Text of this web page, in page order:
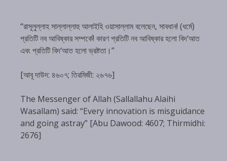
“রাসূলুল্লাহ সাল্লাল্লাহু আলাইহি ওয়াসাল্লাম বলেছেন, সাবধান! (ধর্মে)
প্রতিটি নব আবিষ্কার সম্পর্কে! কারণ প্রতিটি নব আবিষ্কার হলো বিদ‘আত
এবং প্রতিটি বিদ‘আত হলো ভ্রষ্টতা।”
[আবূ দাউদ: ৪৬০৭; তিরমিজী: ২৬৭৬]
The Messenger of Allah (Sallallahu Alaihi
Wasallam) said: “Every innovation is misguidance
and going astray” [Abu Dawood: 4607; Thirmidhi:
2676]